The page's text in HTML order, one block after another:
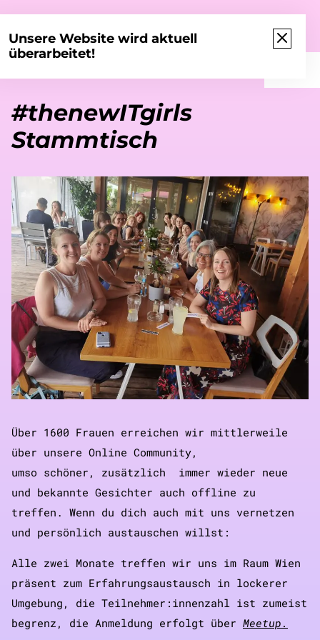
#thenewITgirls
#thenewITgirls
Stammtisch
Über 1600 Frauen erreichen wir mittlerweile
über unsere Online Community,
umso schöner, zusätzlich immer wieder neue
und bekannte Gesichter auch offline zu
treffen. Wenn du dich auch mit uns vernetzen
und persönlich austauschen willst:
Alle zwei Monate treffen wir uns im Raum Wien
präsent zum Erfahrungsaustausch in lockerer
Umgebung, die Teilnehmer:innenzahl ist zumeist
begrenz, die Anmeldung erfolgt über Meetup.
Unsere Website wird aktuell
überarbeitet!